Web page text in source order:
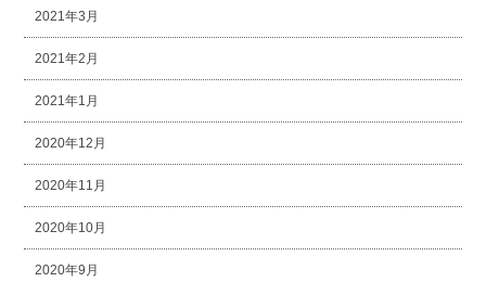
2021年3月
2021年2月
2021年1月
2020年12月
2020年11月
2020年10月
2020年9月